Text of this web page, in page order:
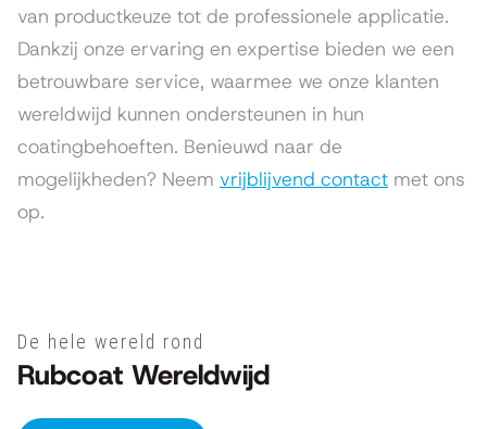
van productkeuze tot de professionele applicatie.
Dankzij onze ervaring en expertise bieden we een
betrouwbare service, waarmee we onze klanten
wereldwijd kunnen ondersteunen in hun
coatingbehoeften. Benieuwd naar de
mogelijkheden? Neem vrijblijvend contact met ons
op.
De hele wereld rond
Rubcoat Wereldwijd